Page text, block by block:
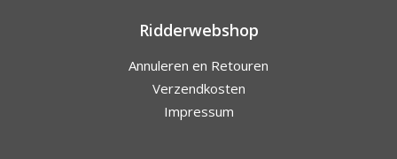
Ridderwebshop
Annuleren en Retouren
Verzendkosten
Impressum